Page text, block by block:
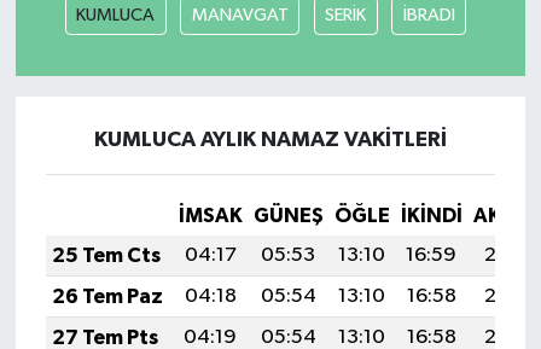
KUMLUCA MANAVGAT SERİK İBRADI
KUMLUCA AYLIK NAMAZ VAKITLERI
İMSAK GÜNEŞ ÖĞLE İKINDI
25 Tem Cts
04:17 05:53 13:10 16:59
20:18
26 Tem Paz
04:18 05:54 13:10 16:58
20:17
27 Tem Pts
04:19 05:54 13:10 16:58
20:17